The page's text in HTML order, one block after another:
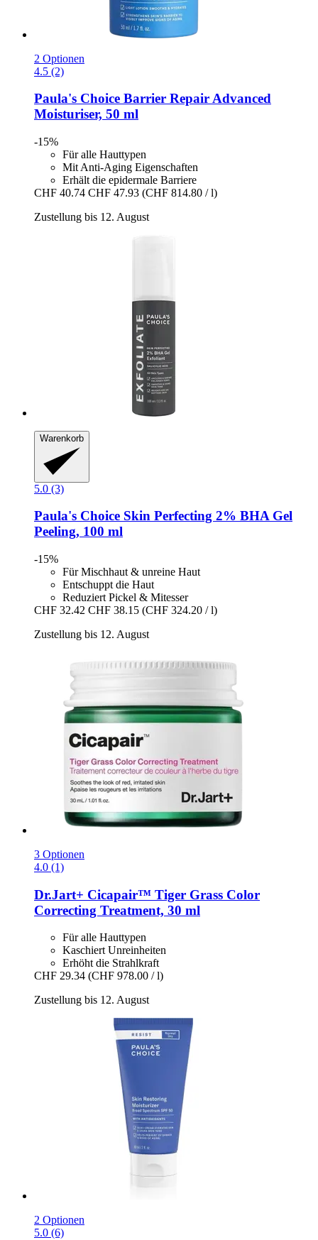
2 Optionen
4.5 (2)
Paula's Choice Barrier Repair Advanced
Moisturiser, 50 ml
-15%
Für alle Hauttypen
Mit Anti-Aging Eigenschaften
Erhält die epidermale Barriere
CHF 40.74 CHF 47.93 (CHF 814.80 / l)
Zustellung bis 12. August
Warenkorb
5.0 (3)
Paula's Choice Skin Perfecting 2% BHA Gel
Peeling, 100 ml
-15%
Für Mischhaut & unreine Haut
Entschuppt die Haut
Reduziert Pickel & Mitesser
CHF 32.42 CHF 38.15 (CHF 324.20 / l)
Zustellung bis 12. August
3 Optionen
4.0 (1)
Dr.Jart+ Cicapair™ Tiger Grass Color
Correcting Treatment, 30 ml
Für alle Hauttypen
Kaschiert Unreinheiten
Erhöht die Strahlkraft
CHF 29.34 (CHF 978.00 / l)
Zustellung bis 12. August
2 Optionen
5.0 (6)